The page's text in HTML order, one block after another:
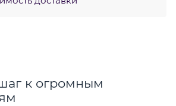
к огромным